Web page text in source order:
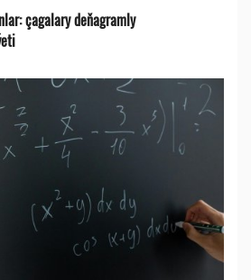
çagalary deňagramly